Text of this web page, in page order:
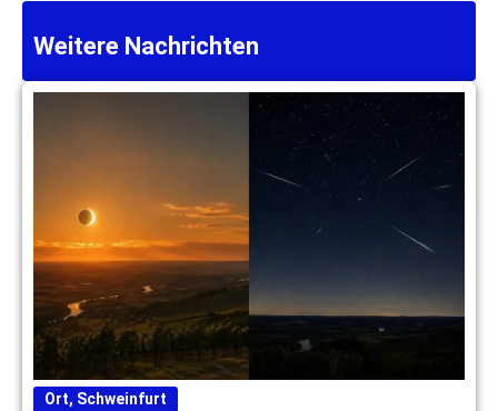
Weitere Nachrichten
Ort, Schweinfurt